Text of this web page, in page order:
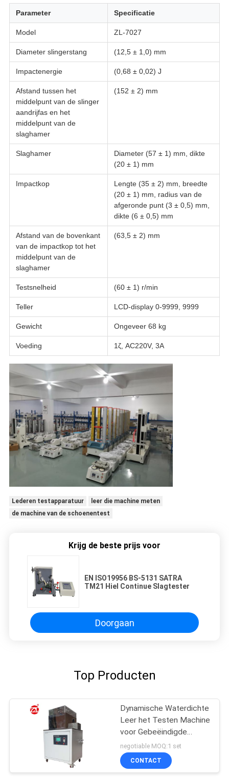
Parameter Specificatie
Model ZL-7027
Diameter slingerstang (12,5 ± 1,0) mm
Impactenergie (0,68 ± 0,02) J
Afstand tussen het
middelpunt van de slinger
aandrijfas en het
middelpunt van de
slaghamer
(152 ± 2) mm
Slaghamer
Diameter (57 ± 1) mm, dikte
(20 ± 1) mm
Impactkop
Lengte (35 ± 2) mm, breedte
(20 ± 1) mm, radius van de
afgeronde punt (3 ± 0,5) mm,
dikte (6 ± 0,5) mm
Afstand van de bovenkant
van de impactkop tot het
middelpunt van de
slaghamer
(63,5 ± 2) mm
Testsnelheid (60 ± 1) r/min
Teller LCD-display 0-9999, 9999
Gewicht Ongeveer 68 kg
Voeding 1ζ, AC220V, 3A
Lederen testapparatuur
leer die machine meten
de machine van de schoenentest
Krijg de beste prijs voor
EN ISO19956 BS-5131 SATRA
TM21 Hiel Continue Slagtester
Doorgaan
Top Producten
Dynamische Waterdichte
Leer het Testen Machine
voor Gebeëindigde
Leerschoenen ENGELSE
ISO 20344
negotiable MOQ:1 set
CONTACT